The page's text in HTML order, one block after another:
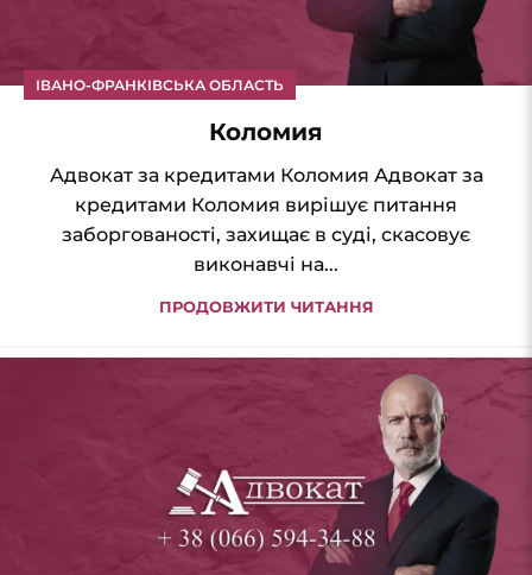
ІВАНО-ФРАНКІВСЬКА ОБЛАСТЬ
Коломия
Адвокат за кредитами Коломия Адвокат за
кредитами Коломия вирішує питання
заборгованості, захищає в суді, скасовує
виконавчі на...
ПРОДОВЖИТИ ЧИТАННЯ